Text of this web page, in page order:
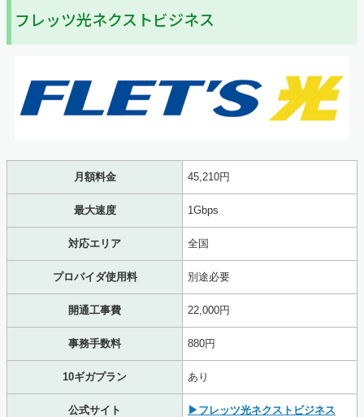
フレッツ光ネクストビジネス
月額料金 45,210円
最大速度 1Gbps
対応エリア 全国
プロバイダ使用料 別途必要
開通工事費 22,000円
事務手数料 880円
10ギガプラン あり
公式サイト ▶フレッツ光ネクストビジネス